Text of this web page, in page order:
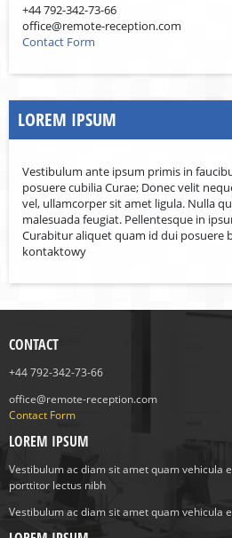
+44 792-342-73-66
office@remote-reception.com
Contact Form
LOREM IPSUM
Vestibulum ante ipsum primis in
posuere cubilia Curae; Donec velit
vel, ullamcorper sit amet ligula. Nulla
malesuada feugiat. Pellentesque in
Curabitur aliquet quam id dui posuere
kontaktowy
CONTACT
+44 792-342-73-66
office@remote-reception.com
Contact Form
LOREM IPSUM
Vestibulum ac diam sit amet quam vehicula
porttitor lectus nibh
Vestibulum ac diam sit amet quam vehicula